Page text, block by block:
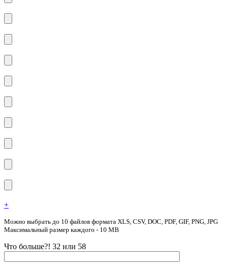
+
Можно выбрать до 10 файлов формата XLS, CSV, DOC, PDF, GIF, PNG, JPG
Максимальный размер каждого - 10 MB
Что больше?! 32 или 58